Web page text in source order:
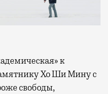
Хо Ши Мину с
свободы,